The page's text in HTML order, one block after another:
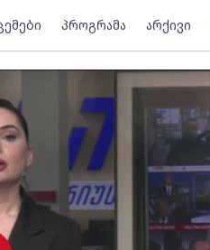
პროგრამა არქივი